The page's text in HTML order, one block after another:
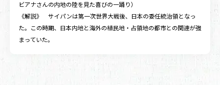
ビアナさんの内地の陸を見た喜びの一踊り）
《解説》 サイパンは第一次世界大戦後、日本の委任統治領となっ
た。この時期、日本内地と海外の植民地・占領地の都市との関連が強
まっていた。